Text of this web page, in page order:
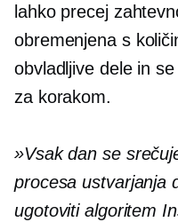
lahko precej
obremenjena s
obvladljive dele in
za korakom.
»Vsak dan se
procesa ustvarjanja
ugotoviti algoritem